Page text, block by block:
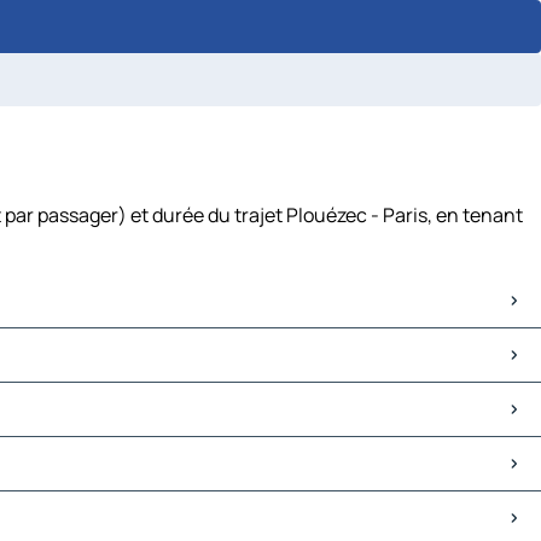
passager) et durée du trajet Plouézec - Paris, en tenant